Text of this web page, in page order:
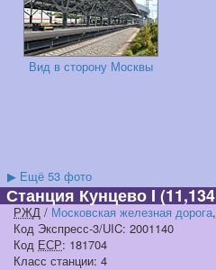
Вид в сторону Москвы
▶ Ещё 53 фото
Станция Кунцево I
РЖД / Московская железная дорога
Код Экспресс-3/UIC: 2001140
Код ЕСР: 181704
Класс станции: 4